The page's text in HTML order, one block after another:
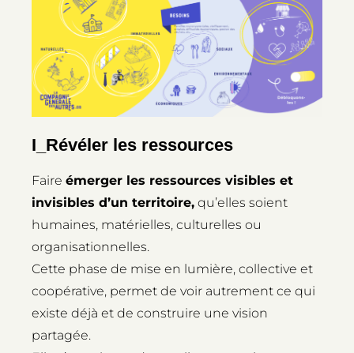
I_Révéler les ressources
Faire émerger les ressources visibles et
invisibles d’un territoire, qu’elles soient
humaines, matérielles, culturelles ou
organisationnelles.
Cette phase de mise en lumière, collective et
coopérative, permet de voir autrement ce qui
existe déjà et de construire une vision
partagée.